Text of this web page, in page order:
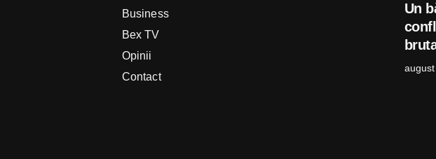
Business
Bex TV
Opinii
Contact
Un